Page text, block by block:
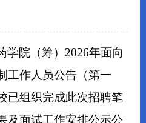
学院（筹）2026年面向
工作人员公告（第一
已组织完成此次招聘笔
及面试工作安排公示公